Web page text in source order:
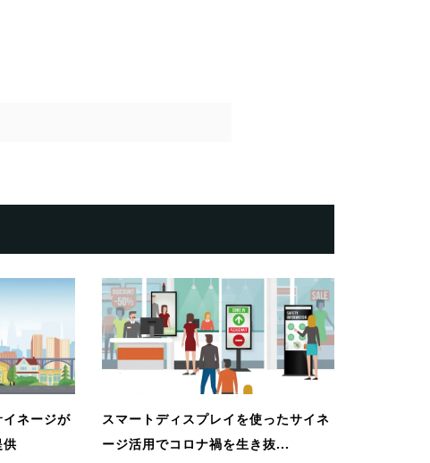
ネージが
供
スマートディスプレイを使ったサイネ
ージ活用でコロナ禍を生き抜...